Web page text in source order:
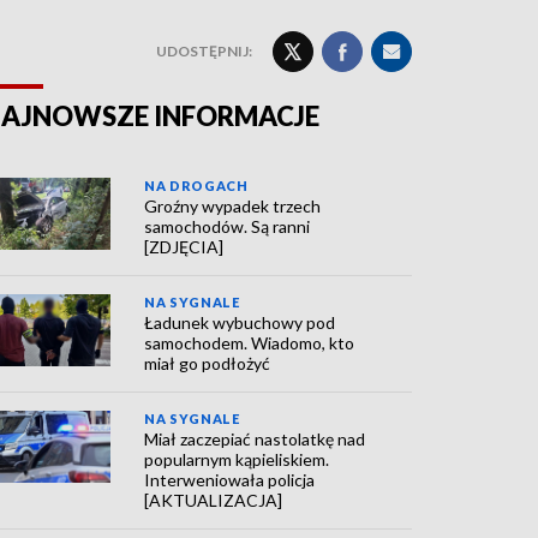
UDOSTĘPNIJ:
INFORMACJE
NA DROGACH
Groźny wypadek trzech
samochodów. Są ranni
[ZDJĘCIA]
NA SYGNALE
Ładunek wybuchowy pod
samochodem. Wiadomo, kto
miał go podłożyć
NA SYGNALE
Miał zaczepiać nastolatkę nad
popularnym kąpieliskiem.
Interweniowała policja
[AKTUALIZACJA]